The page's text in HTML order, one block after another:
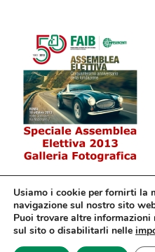
Usiamo i cookie per fornirti la
navigazione sul nostro sito
Puoi trovare altre
sul sito o disabilitarli nelle